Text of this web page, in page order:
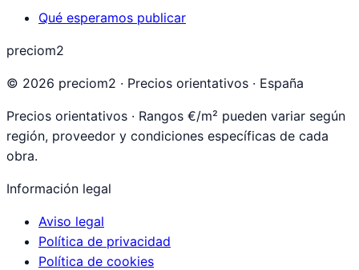
Qué esperamos publicar
preciom2
© 2026 preciom2 · Precios orientativos · España
Precios orientativos · Rangos €/m² pueden variar según
región, proveedor y condiciones específicas de cada
obra.
Información legal
Aviso legal
Política de privacidad
Política de cookies